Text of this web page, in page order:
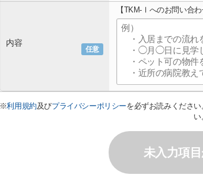
任意
内容
【TKM-Ⅰへのお問い合わ
※利用規約及びプライバシーポリシーを必ずお読みくださ
い
未入力項